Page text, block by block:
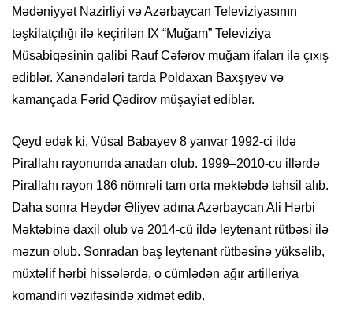
Mədəniyyət Nazirliyi və Azərbaycan Televiziyasının
təşkilatçılığı ilə keçirilən IX “Muğam” Televiziya
Müsabiqəsinin qalibi Rauf Cəfərov muğam ifaları ilə çıxış
ediblər. Xanəndələri tarda Poldaxan Baxşıyev və
kamançada Fərid Qədirov müşayiət ediblər.
Qeyd edək ki, Vüsal Babayev 8 yanvar 1992-ci ildə
Pirallahı rayonunda anadan olub. 1999–2010-cu illərdə
Pirallahı rayon 186 nömrəli tam orta məktəbdə təhsil alıb.
Daha sonra Heydər Əliyev adına Azərbaycan Ali Hərbi
Məktəbinə daxil olub və 2014-cü ildə leytenant rütbəsi ilə
məzun olub. Sonradan baş leytenant rütbəsinə yüksəlib,
müxtəlif hərbi hissələrdə, o cümlədən ağır artilleriya
komandiri vəzifəsində xidmət edib.